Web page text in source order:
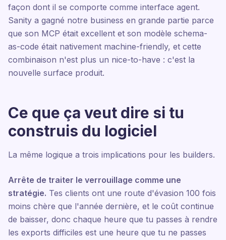
façon dont il se comporte comme interface agent.
Sanity a gagné notre business en grande partie parce
que son MCP était excellent et son modèle schema-
as-code était nativement machine-friendly, et cette
combinaison n'est plus un nice-to-have : c'est la
nouvelle surface produit.
Ce que ça veut dire si tu
construis du logiciel
La même logique a trois implications pour les builders.
Arrête de traiter le verrouillage comme une
stratégie. Tes clients ont une route d'évasion 100 fois
moins chère que l'année dernière, et le coût continue
de baisser, donc chaque heure que tu passes à rendre
les exports difficiles est une heure que tu ne passes